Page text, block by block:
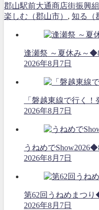
郡山駅前大通商店街振興
楽しむ（郡山市） , 知る（
逢瀬祭 ～夏休み～
2026年8月7日
「磐越東線で行く
2026年8月7日
うねめで
2026年8月7日
第62回うねめまつ
2026年8月7日